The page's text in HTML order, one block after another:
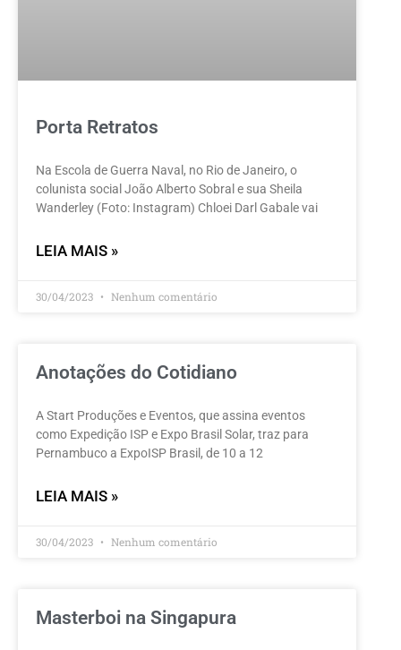
Porta Retratos
Na Escola de Guerra Naval, no Rio de Janeiro, o
colunista social João Alberto Sobral e sua Sheila
Wanderley (Foto: Instagram) Chloei Darl Gabale vai
LEIA MAIS »
30/04/2023 Nenhum comentário
Anotações do Cotidiano
A Start Produções e Eventos, que assina eventos
como Expedição ISP e Expo Brasil Solar, traz para
Pernambuco a ExpoISP Brasil, de 10 a 12
LEIA MAIS »
30/04/2023 Nenhum comentário
Masterboi na Singapura